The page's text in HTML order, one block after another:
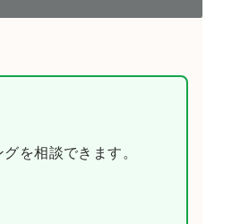
を相談できます。